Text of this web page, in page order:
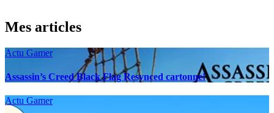
Mes articles
Actu Gamer
Assassin’s Creed Black Flag Resynced cartonne!
Actu Gamer